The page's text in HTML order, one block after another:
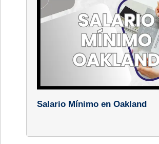
Salario Mínimo en Oakland